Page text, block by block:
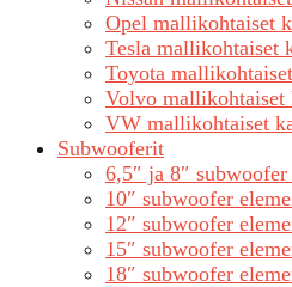
Opel mallikohtaiset
Tesla mallikohtaiset
Toyota
Volvo mallikohtaiset
VW mallikohtaiset
Subwooferit
6,5″ ja 8″
10″ subwoofer
12″ subwoofer
15″ subwoofer
18″ subwoofer